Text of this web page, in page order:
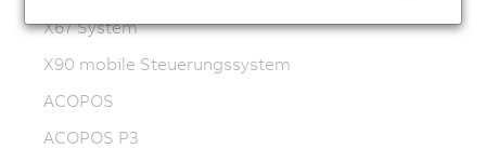
X67 System
X90 mobile Steuerungssystem
ACOPOS
ACOPOS P3